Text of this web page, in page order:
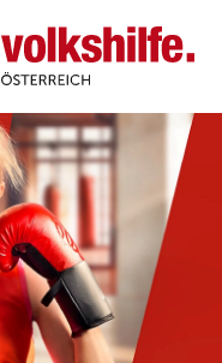
Volkshilfe
Österreich